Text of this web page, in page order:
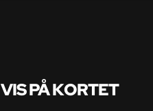
VIS PÅ KORTET